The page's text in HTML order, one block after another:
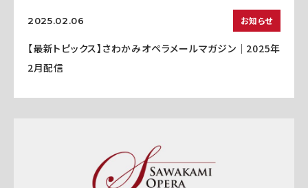
2025.02.06 お知らせ
【最新トピックス】さわかみオペラメールマガジン｜2025年
2月配信